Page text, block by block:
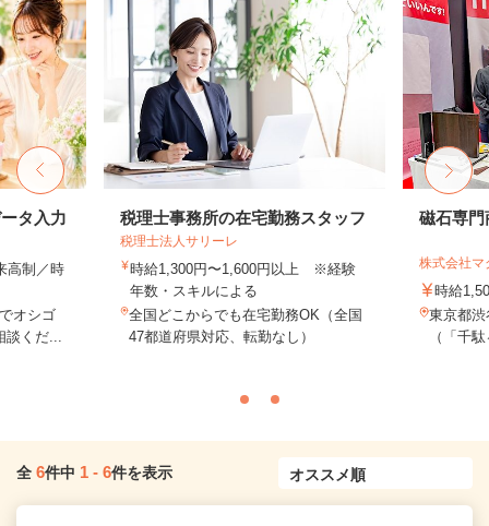
タ入力
高制／時
オシゴ
くだ...
税理士事務所の在宅勤務スタッフ
税理士法人サリーレ
時給1,300円〜1,600円以上 ※経験
年数・スキルによる
全国どこからでも在宅勤務OK（全国
47都道府県対応、転勤なし）
磁石専門
株式会社マ
時給
東京都渋
（「千
全 6件中 1 - 6件を表示